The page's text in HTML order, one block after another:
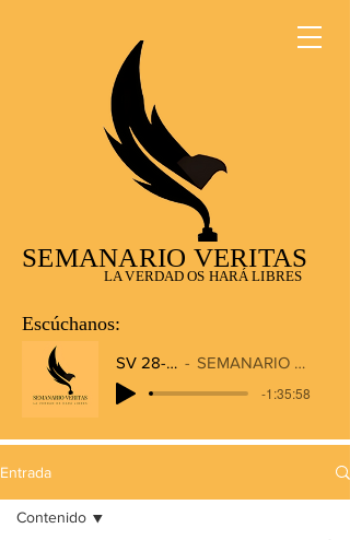
SEMANARIO VERITAS
LA VERDAD OS HARÁ LIBRES
Escúchanos:
SV 28-12-2025
SEMANARIO VERITAS RADIO
-1:35:58
Entrada
Contenido